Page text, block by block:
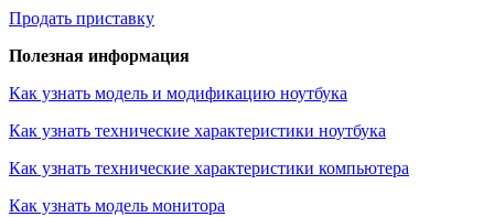
Продать приставку
Полезная информация
Как узнать модель и модификацию ноутбука
Как узнать технические характеристики ноутбука
Как узнать технические характеристики компьютера
Как узнать модель монитора